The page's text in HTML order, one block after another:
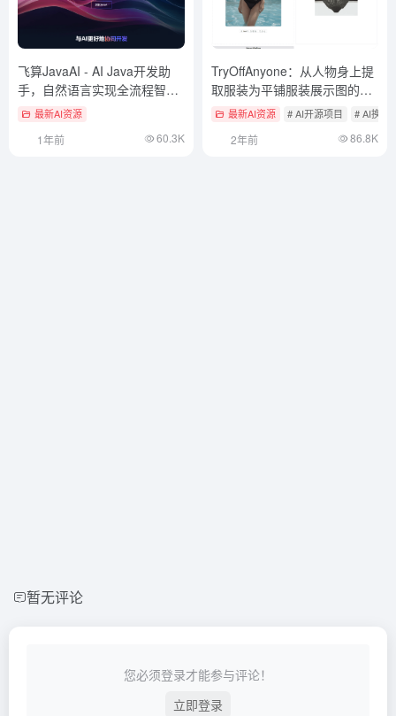
飞算JavaAI - AI Java开发助
手，自然语言实现全流程智能
化开发
最新AI资源
1年前 60.3K
TryOffAnyone：从人物身上提
取服装为平铺服装展示图的AI
工具最新AI资源 # AI开源项目 # AI换脸
2年前 86.8K
暂无评论
您必须登录才能参与评论！
立即登录